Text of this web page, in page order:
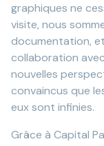
graphiques ne
visite, nous
documentation,
collaboration
nouvelles
convaincus que
eux sont infinies.
Grâce à Capital